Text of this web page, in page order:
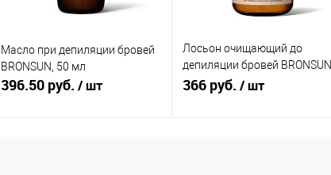
Масло при депиляции бровей
BRONSUN, 50 мл
396.50 руб. / шт
Лосьон очищающий до
депиляции бровей BRONSUN,
50 мл
366 руб. / шт